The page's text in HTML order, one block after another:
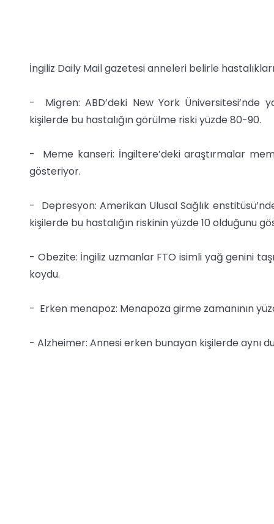
İngiliz Daily Mail gazetesi anneleri belirle
- Migren: ABD’deki New York Üniversitesi’nde
kişilerde bu hastalığın görülme riski yüzde 80-90.
- Meme kanseri: İngiltere’deki araştırmalar
gösteriyor.
- Depresyon: Amerikan Ulusal Sağlık
kişilerde bu hastalığın riskinin yüzde 10 olduğunu
- Obezite: İngiliz uzmanlar FTO isimli yağ genini
koydu.
- Erken menapoz: Menapoza girme zamanının
- Alzheimer: Annesi erken bunayan kişilerde aynı